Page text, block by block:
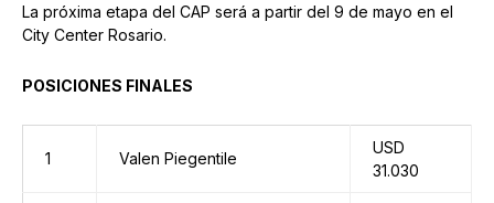
La próxima etapa del CAP será a partir del 9 de mayo en el
City Center Rosario.
POSICIONES FINALES
1 Valen Piegentile
USD
31.030